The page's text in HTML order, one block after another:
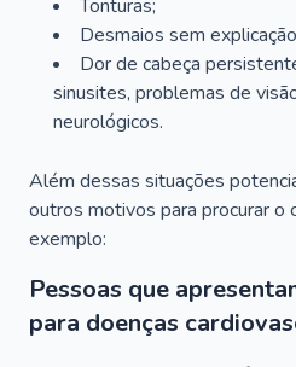
Tonturas;
Desmaios sem
Dor de cabeça
sinusites, problemas de
neurológicos.
Além dessas situações
outros motivos para procurar o
exemplo:
Pessoas que
para doenças